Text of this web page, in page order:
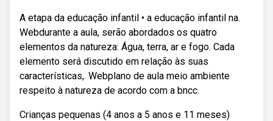
A etapa da educação infantil • a educação infantil na.
Webdurante a aula, serão abordados os quatro
elementos da natureza: Água, terra, ar e fogo. Cada
elemento será discutido em relação às suas
características,. Webplano de aula meio ambiente
respeito à natureza de acordo com a bncc.
Crianças pequenas (4 anos a 5 anos e 11 meses)